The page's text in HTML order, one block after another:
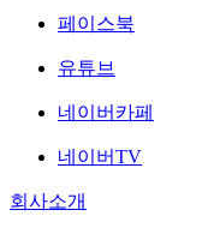
페이스북
유튜브
네이버카페
네이버TV
회사소개